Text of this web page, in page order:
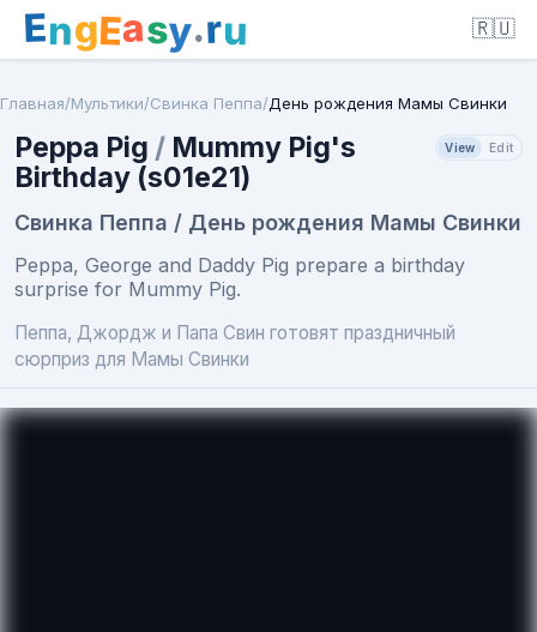
EngEasy.ru 🇷🇺
Главная/Мультики/Свинка Пеппа/День рождения Мамы Свинки
Peppa Pig / Mummy Pig's
Birthday (s01e21)
View Edit
Свинка Пеппа / День рождения Мамы Свинки
Peppa, George and Daddy Pig prepare a birthday
surprise for Mummy Pig.
Пеппа, Джордж и Папа Свин готовят праздничный
сюрприз для Мамы Свинки